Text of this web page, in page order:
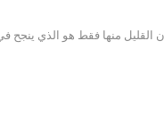
القليل منها فقط هو الذي